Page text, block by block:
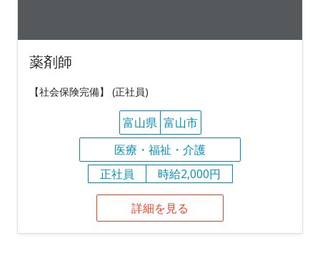
薬剤師
【社会保険完備】 (正社員)
富山県 富山市
医療・福祉・介護
正社員
時給2,000円
詳細を見る